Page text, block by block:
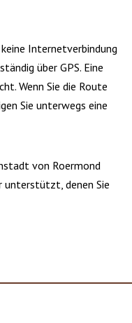
Internetverbindung
über GPS. Eine
Wenn Sie die Route
Sie unterwegs eine
von Roermond
unterstützt, denen Sie